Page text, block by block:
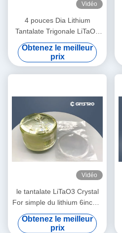
Vidéo
4 pouces Dia Lithium
Tantalate Trigonale LiTaO3
Wafers de cristal pour les
appareils E-O
Obtenez le meilleur
prix
Vidéo
le tantalate LiTaO3 Crystal
For simple du lithium 6inch A
VU des filtres
Obtenez le meilleur
prix